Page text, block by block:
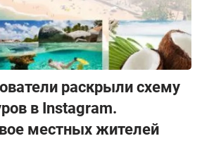
раскрыли схему
в Instagram.
местных жителей